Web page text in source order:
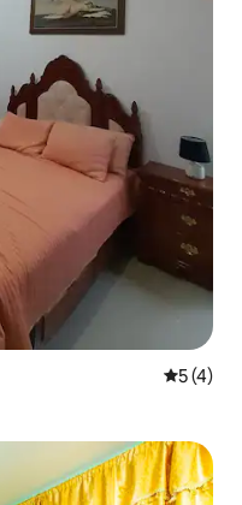
5 de
5 (4)